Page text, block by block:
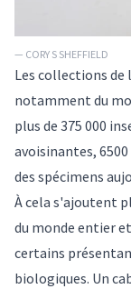
— CORY S SHEFFIELD
Les collections
notamment du
plus de 375 000
avoisinantes,
des spécimens
À cela s'ajoutent
du monde entier
certains
biologiques. Un